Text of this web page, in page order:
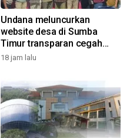
Undana meluncurkan
website desa di Sumba
Timur transparan cegah
korupsi Dana Desa
18 jam lalu